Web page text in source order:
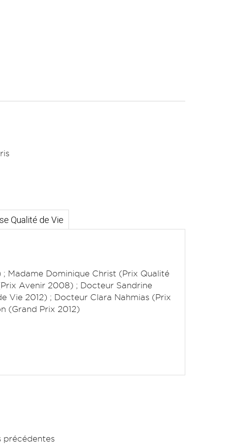
Qualité de Vie
Madame Dominique Christ (Prix Qualité
Avenir 2008) ; Docteur Sandrine
Vie 2012) ; Docteur Clara Nahmias (Prix
(Grand Prix 2012)
précédentes